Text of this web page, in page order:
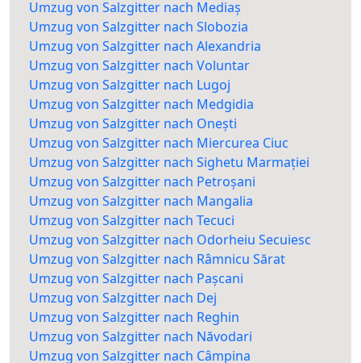
Umzug von Salzgitter nach Mediaș
Umzug von Salzgitter nach Slobozia
Umzug von Salzgitter nach Alexandria
Umzug von Salzgitter nach Voluntar
Umzug von Salzgitter nach Lugoj
Umzug von Salzgitter nach Medgidia
Umzug von Salzgitter nach Onești
Umzug von Salzgitter nach Miercurea Ciuc
Umzug von Salzgitter nach Sighetu Marmației
Umzug von Salzgitter nach Petroșani
Umzug von Salzgitter nach Mangalia
Umzug von Salzgitter nach Tecuci
Umzug von Salzgitter nach Odorheiu Secuiesc
Umzug von Salzgitter nach Râmnicu Sărat
Umzug von Salzgitter nach Pașcani
Umzug von Salzgitter nach Dej
Umzug von Salzgitter nach Reghin
Umzug von Salzgitter nach Năvodari
Umzug von Salzgitter nach Câmpina